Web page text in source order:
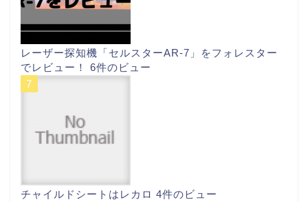
レーザー探知機「セルスターAR-7」をフォレスター
でレビュー！ 6件のビュー
チャイルドシートはレカロ 4件のビュー